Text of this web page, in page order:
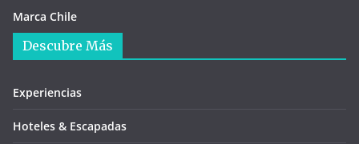
Marca Chile
Descubre Más
Experiencias
Hoteles & Escapadas